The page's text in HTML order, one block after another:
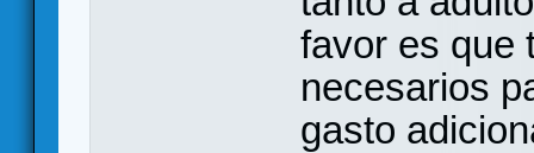
favor es que
necesarios
gasto